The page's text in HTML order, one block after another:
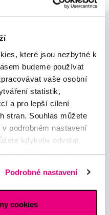
které jsou nezbytné k
budeme používat
vaše osobní
statistik,
a pro lepší cílení
stran. Souhlas můžete
podrobném nastavení
kdykoliv odvolat.
Podrobné nastavení
cookies